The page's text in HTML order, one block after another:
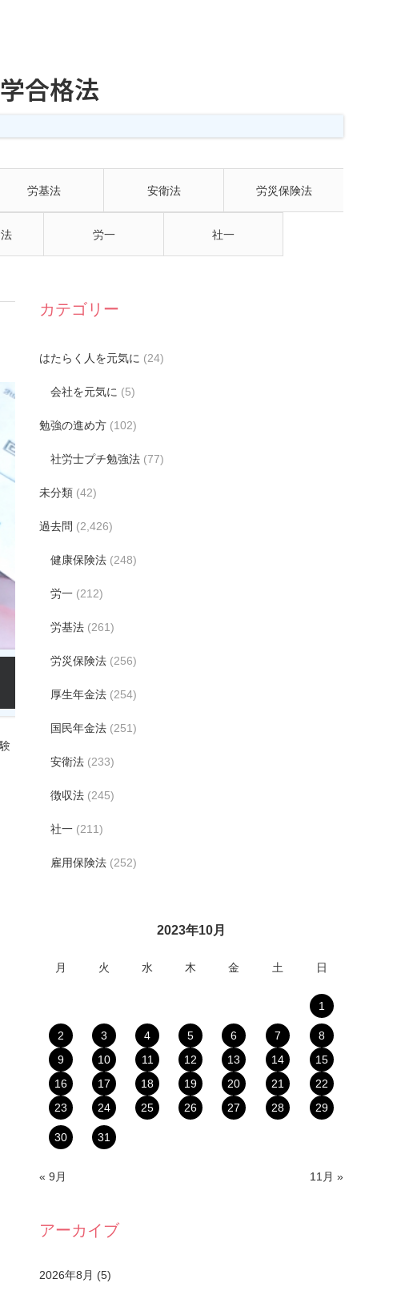
合格法
労基法 安衛法 労災保険法
労一 社一
カテゴリー
はたらく人を元気に (24)
会社を元気に (5)
勉強の進め方 (102)
社労士プチ勉強法 (77)
未分類 (42)
過去問 (2,426)
健康保険法 (248)
労一 (212)
労基法 (261)
労災保険法 (256)
厚生年金法 (254)
国民年金法 (251)
安衛法 (233)
徴収法 (245)
社一 (211)
雇用保険法 (252)
2023年10月
月 火 水 木 金 土 日
1
2 3 4 5 6 7
8
9
10 11 12 13 14
15
16
17 18 19 20 21
22
23
24 25 26 27 28 29
30 31
« 9月 11月 »
アーカイブ
2026年8月 (5)